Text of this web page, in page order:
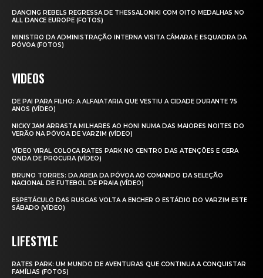
DANCING REBELS REGRESSA DE THESSALONIKI COM OITO MEDALHAS NO
ALL DANCE EUROPE (FOTOS)
MINISTRO DA ADMINISTRAÇÃO INTERNA VISITA CÂMARA E ESQUADRA DA
PÓVOA (FOTOS)
VIDEOS
DE PAI PARA FILHO: A ALFAIATARIA QUE VESTIU A CIDADE DURANTE 75
ANOS (VÍDEO)
NICKY JAM ARRASTA MILHARES AO HONI NUMA DAS MAIORES NOITES DO
VERÃO NA PÓVOA DE VARZIM (VÍDEO)
VÍDEO VIRAL COLOCA RATES PARK NO CENTRO DAS ATENÇÕES E GERA
ONDA DE PROCURA (VÍDEO)
BRUNO TORRES: DA AREIA DA PÓVOA AO COMANDO DA SELEÇÃO
NACIONAL DE FUTEBOL DE PRAIA (VÍDEO)
ESPETÁCULO DAS RUSGAS VOLTA A ENCHER O ESTÁDIO DO VARZIM ESTE
SÁBADO (VÍDEO)
LIFESTYLE
RATES PARK: UM MUNDO DE AVENTURAS QUE CONTINUA A CONQUISTAR
FAMÍLIAS (FOTOS)